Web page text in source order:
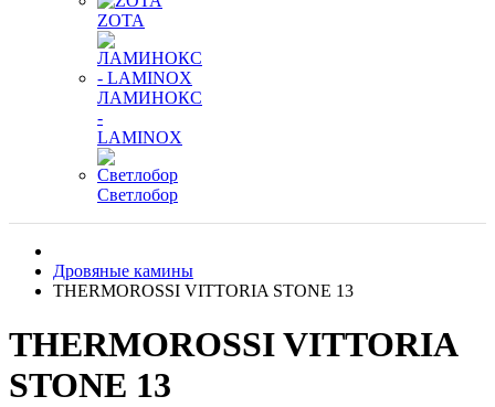
ZOTA
ЛАМИНОКС
-
LAMINOX
Светлобор
Дровяные камины
THERMOROSSI VITTORIA STONE 13
THERMOROSSI VITTORIA
STONE 13